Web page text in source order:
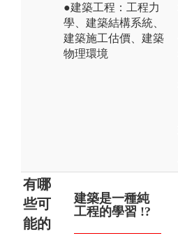
●建築工程：工程力
學、建築結構系統、
建築施工估價、建築
物理環境
有哪
些可
能的
建築是一種純
工程的學習 !?